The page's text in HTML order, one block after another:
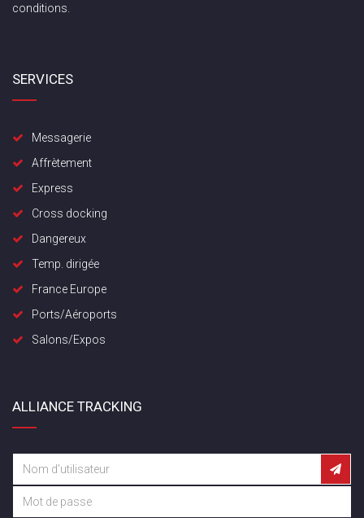
conditions.
SERVICES
Messagerie
Affrètement
Express
Cross docking
Dangereux
Temp. dirigée
France Europe
Ports/Aéroports
Salons/Expos
ALLIANCE TRACKING